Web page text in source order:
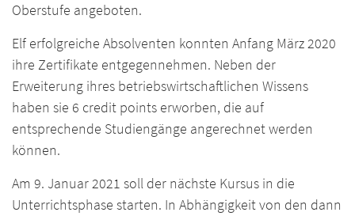
Oberstufe angeboten.
Elf erfolgreiche Absolventen konnten Anfang März 2020
ihre Zertifikate entgegennehmen. Neben der
Erweiterung ihres betriebswirtschaftlichen Wissens
haben sie 6 credit points erworben, die auf
entsprechende Studiengänge angerechnet werden
können.
Am 9. Januar 2021 soll der nächste Kursus in die
Unterrichtsphase starten. In Abhängigkeit von den dann